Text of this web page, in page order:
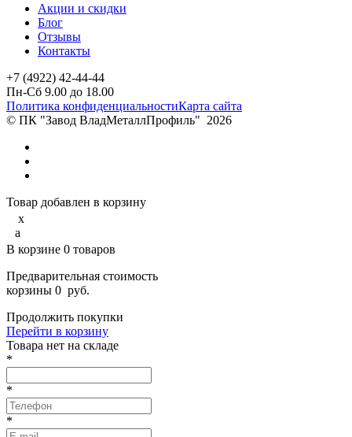
Акции и скидки
Блог
Отзывы
Контакты
+7 (4922) 42-44-44
Пн-Сб 9.00 до 18.00
Политика конфиденциальностиКарта сайта
© ПК "Завод ВладМеталлПрофиль" 2026
Товар добавлен в корзину
x
a
В корзине 0 товаров
Предварительная стоимость
корзины 0 руб.
Продолжить покупки
Перейти в корзину
Товарa нет на складе
*
*
*